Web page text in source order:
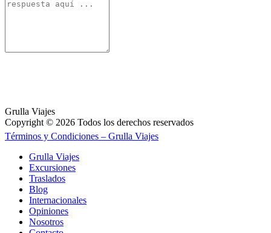
Grulla Viajes
Copyright © 2026 Todos los derechos reservados
Términos y Condiciones – Grulla Viajes
Grulla Viajes
Excursiones
Traslados
Blog
Internacionales
Opiniones
Nosotros